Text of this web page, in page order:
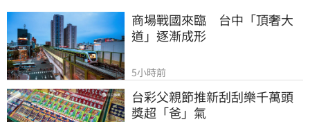
商場戰國來臨　台中「頂奢大
道」逐漸成形
5小時前
台彩父親節推新刮刮樂千萬頭
獎超「爸」氣